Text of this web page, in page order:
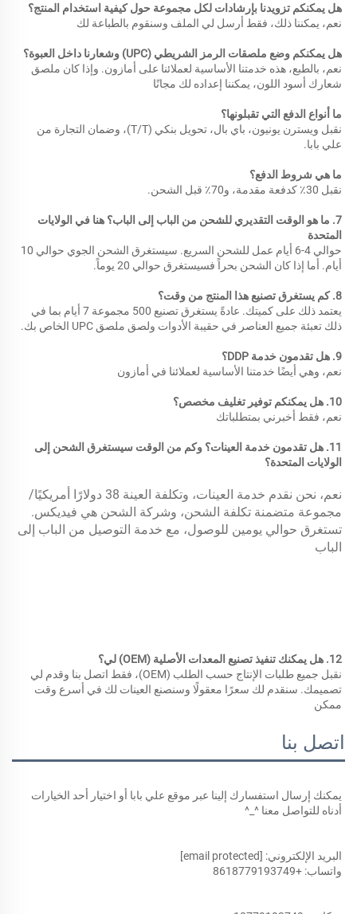
هل يمكنكم تزويدنا بإرشادات لكل مجموعة حول كيفية استخدام المنتج؟
نعم، يمكننا ذلك، فقط أرسل لي الملف وسنقوم بالطباعة لك
هل يمكنكم وضع ملصقات الرمز الشريطي (UPC) وشعارنا داخل العبوة؟
شعارك أسود اللون، يمكننا إعداده لك مجانًا
ما أنواع الدفع التي تقبلونها؟
علي بابا.
ما هي شروط الدفع؟
نقبل 30٪ كدفعة مقدمة، و70٪ قبل الشحن.
المتحدة
أيام. أما إذا كان الشحن بحراً فسيستغرق حوالي 20 يوماً.
8. كم يستغرق تصنيع هذا المنتج من وقت؟
ذلك تعبئة جميع العناصر في حقيبة الأدوات ولصق ملصق UPC الخاص بك.
9. هل تقدمون خدمة DDP؟
نعم، وهي أيضًا خدمتنا الأساسية لعملائنا في أمازون
10. هل يمكنكم توفير تغليف مخصص؟
نعم، فقط أخبرني بمتطلباتك
الولايات المتحدة؟
نعم، نحن نقدم خدمة العينات، وتكلفة العينة 38 دولارًا أمريكيًا/
الباب
12. هل يمكنك تنفيذ تصنيع المعدات الأصلية (OEM) لي؟
ممكن
اتصل بنا
أدناه للتواصل معنا ^_^
البريد الإلكتروني: [email protected]
واتساب: +8618779193749